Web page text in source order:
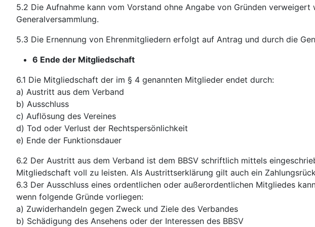
5.2 Die Aufnahme kann vom Vorstand ohne Angabe von Gründen
Generalversammlung.
5.3 Die Ernennung von Ehrenmitgliedern erfolgt auf Antrag und durch die
6 Ende der Mitgliedschaft
6.1 Die Mitgliedschaft der im § 4 genannten Mitglieder endet durch:
a) Austritt aus dem Verband
b) Ausschluss
c) Auflösung des Vereines
d) Tod oder Verlust der Rechtspersönlichkeit
e) Ende der Funktionsdauer
6.2 Der Austritt aus dem Verband ist dem BBSV schriftlich mittels
Mitgliedschaft voll zu leisten. Als Austrittserklärung gilt auch ein
6.3 Der Ausschluss eines ordentlichen oder außerordentlichen Mitgliedes
wenn folgende Gründe vorliegen:
a) Zuwiderhandeln gegen Zweck und Ziele des Verbandes
b) Schädigung des Ansehens oder der Interessen des BBSV